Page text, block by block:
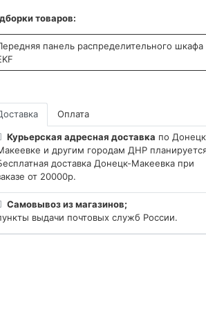
товаров:
панель распределительного шкафа
Оплата
Курьерская адресная доставка по
и другим городам ДНР
доставка Донецк-Макеевка при
от 20000р.
Самовывоз из магазинов;
выдачи почтовых служб России.